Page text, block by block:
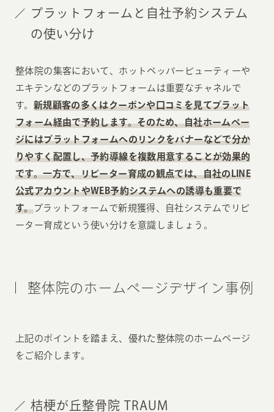
プラットフォームと自社予約システム
の使い分け
整体院の集客において、ホットペッパービューティーや
エキテンなどのプラットフォームは重要なチャネルで
す。 新規顧客の多くはクーポンや口コミを見てプラット
フォーム経由で予約します。そのため、自社ホームペー
ジにはプラットフォームへのリンクをバナーなどで分か
りやすく配置し、予約導線を複数用意することが効果的
です。一方で、リピーター育成の観点では、自社のLINE
公式アカウントやWEB予約システムへの誘導も重要で
す。プラットフォームで新規獲得、自社システムでリピ
ーター育成という使い分けを意識しましょう。
整体院のホームページデザイン事例
上記のポイントを踏まえ、優れた整体院のホームページ
をご紹介します。
桔梗が丘整骨院 TRAUM